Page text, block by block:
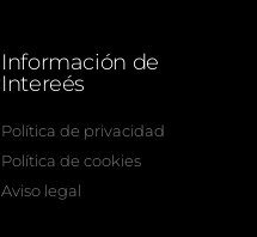
Información de
Intereés
Política de privacidad
Política de cookies
Aviso legal